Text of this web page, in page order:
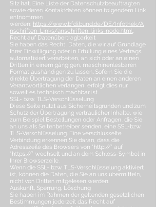
Sitz hat. Eine Liste der Datenschutzbeauftragten
sowie deren Kontaktdaten können folgendem Link
entnommen
werden: https://www.bfdi.bund.de/DE/Infothek/A
nschriften_Links/anschriften_links-node.html.
Recht auf Datenübertragbarkeit
Sie haben das Recht, Daten, die wir auf Grundlage
Ihrer Einwilligung oder in Erfüllung eines Vertrags
automatisiert verarbeiten, an sich oder an einen
Dritten in einem gängigen, maschinenlesbaren
Format aushändigen zu lassen. Sofern Sie die
direkte Übertragung der Daten an einen anderen
Verantwortlichen verlangen, erfolgt dies nur,
soweit es technisch machbar ist.
SSL- bzw. TLS-Verschlüsselung
Diese Seite nutzt aus Sicherheitsgründen und zum
Schutz der Übertragung vertraulicher Inhalte, wie
zum Beispiel Bestellungen oder Anfragen, die Sie
an uns als Seitenbetreiber senden, eine SSL-bzw.
TLS-Verschlüsselung. Eine verschlüsselte
Verbindung erkennen Sie daran, dass die
Adresszeile des Browsers von “http://” auf
“https://” wechselt und an dem Schloss-Symbol in
Ihrer Browserzeile.
Wenn die SSL- bzw. TLS-Verschlüsselung aktiviert
ist, können die Daten, die Sie an uns übermitteln,
nicht von Dritten mitgelesen werden.
Auskunft, Sperrung, Löschung
Sie haben im Rahmen der geltenden gesetzlichen
Bestimmungen jederzeit das Recht auf